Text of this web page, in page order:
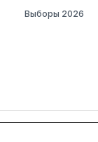
Выборы 2026